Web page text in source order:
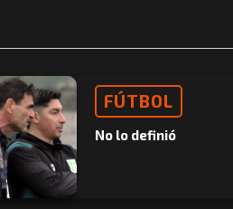
FÚTBOL
No lo definió